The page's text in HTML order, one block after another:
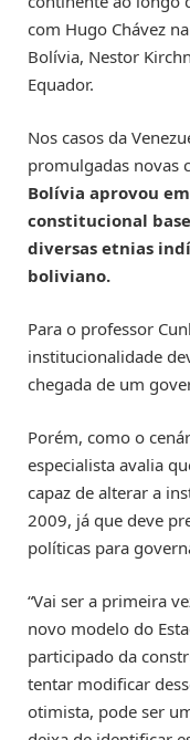
com Hugo Chávez
Bolívia, Nestor
Equador.
Nos casos da
promulgadas novas
Bolívia aprovou
constitucional
diversas etnias
boliviano.
Para o professor
institucionalidade
chegada de um
Porém, como o
especialista avalia
capaz de alterar a
2009, já que deve
políticas para
“Vai ser a primeira
novo modelo do
participado da
tentar modificar
otimista, pode ser